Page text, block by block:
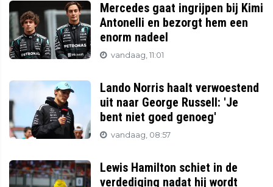
Mercedes gaat ingrijpen bij Kimi
Antonelli en bezorgt hem een
enorm nadeel
vandaag, 11:01
Lando Norris haalt verwoestend
uit naar George Russell: 'Je
bent niet goed genoeg'
vandaag, 08:57
Lewis Hamilton schiet in de
verdediging nadat hij wordt